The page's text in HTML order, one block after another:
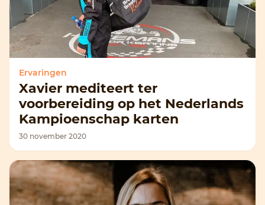
Ervaringen
Xavier mediteert ter
voorbereiding op het Nederlands
Kampioenschap karten
30 november 2020